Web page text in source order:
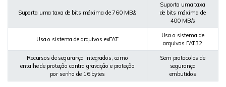
Suporta uma taxa de bits máxima de 760 MB/s
Suporta uma taxa
de bits máxima de
400 MB/s
Usa o sistema de arquivos exFAT
Usa o sistema de
arquivos FAT32
Recursos de segurança integrados, como
entalhe de proteção contra gravação e proteção
por senha de 16 bytes
Sem protocolos de
segurança
embutidos